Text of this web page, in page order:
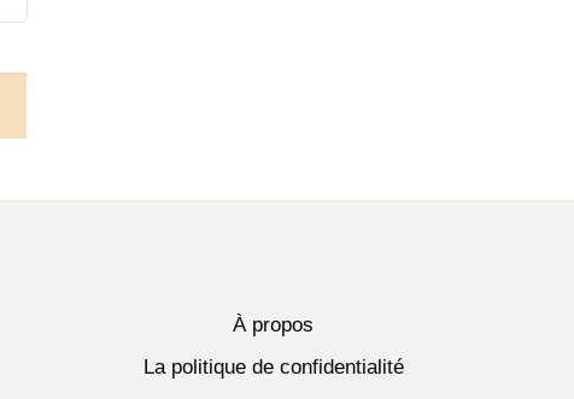
À propos
La politique de confidentialité